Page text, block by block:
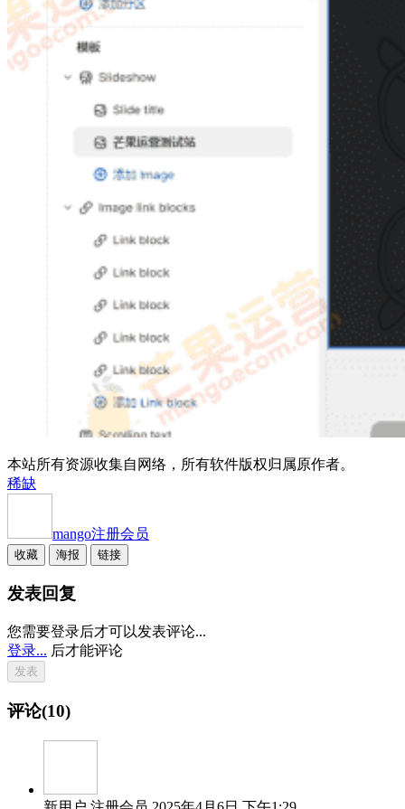
本站所有资源收集自网络，所有软件版权归属原作者。
稀缺
mango注册会员
收藏 海报 链接
发表回复
您需要登录后才可以发表评论...
登录... 后才能评论
评论(10)